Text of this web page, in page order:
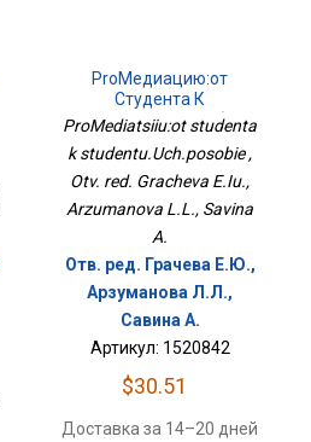
ProМедиацию:от
Студента К
Студенту.Уч.пособие
ProMediatsiiu:ot studenta
k studentu.Uch.posobie ,
Otv. red. Gracheva E.Iu.,
Arzumanova L.L., Savina
A.
Отв. ред. Грачева Е.Ю.,
Арзуманова Л.Л.,
Савина А.
Артикул: 1520842
$30.51
Доставка за 14–20 дней